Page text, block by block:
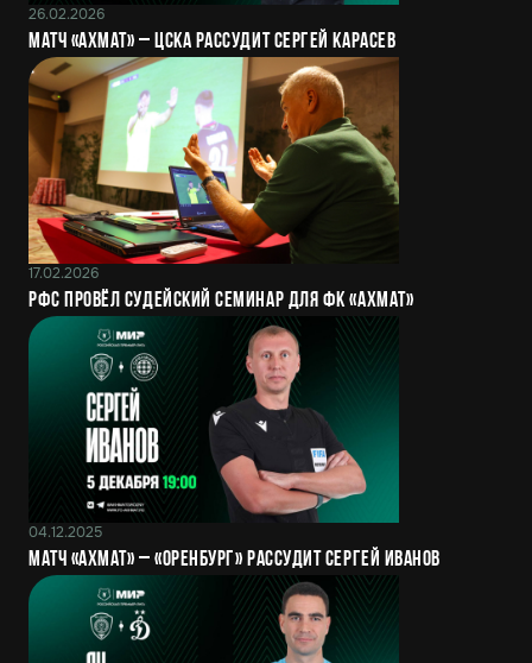
26.02.2026
Матч «Ахмат» – ЦСКА рассудит Сергей Карасев
17.02.2026
РФС провёл судейский семинар для ФК «Ахмат»
04.12.2025
Матч «Ахмат» – «Оренбург» рассудит Сергей Иванов